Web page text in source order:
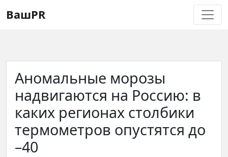
Регистрация
ВашPR
Аномальные морозы
надвигаются на Россию: в
каких регионах столбики
термометров опустятся до
–40